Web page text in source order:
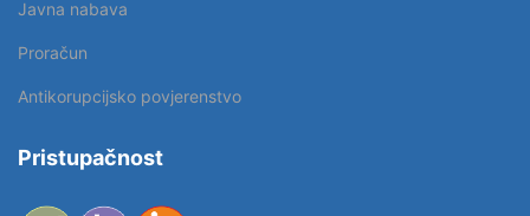
Javna nabava
Proračun
Antikorupcijsko povjerenstvo
Pristupačnost